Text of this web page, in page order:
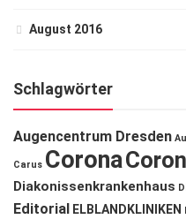
August 2016
Schlagwörter
Augencentrum Dresden
Carus Corona
Diakonissenkrankenhaus
Editorial ELBLANDKLINIKEN